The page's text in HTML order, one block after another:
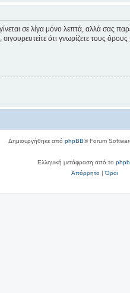
σε λίγα μόνο λεπτά, αλλά σας
ότι γνωρίζετε τους
Δημιουργήθηκε από phpBB® Forum
Ελληνική μετάφραση από το
Απόρρητο|Όροι